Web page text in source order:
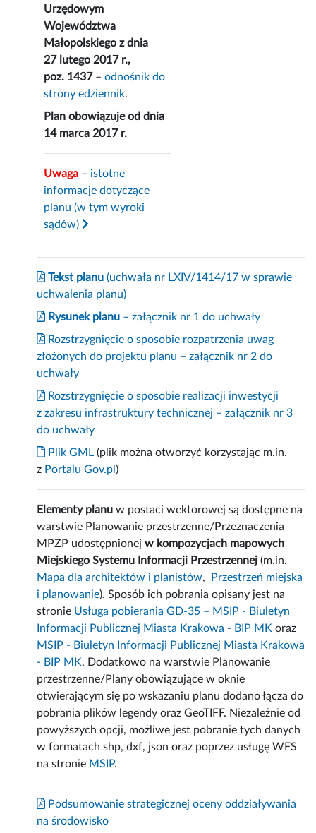
Urzędowym
Województwa
Małopolskiego z dnia
27 lutego 2017 r.,
poz. 1437–odnośnik do
strony edziennik.
Plan obowiązuje od dnia
14 marca 2017 r.
Uwaga – istotne
informacje dotyczące
planu (w tym wyroki
sądów)
Tekst planu (uchwała nr LXIV/1414/17 w sprawie
uchwalenia planu)
Rysunek planu – załącznik nr 1 do uchwały
Rozstrzygnięcie o sposobie rozpatrzenia uwag
złożonych do projektu planu – załącznik nr 2 do
uchwały
Rozstrzygnięcie o sposobie realizacji inwestycji
z zakresu infrastruktury technicznej – załącznik nr 3
do uchwały
Plik GML (plik można otworzyć korzystając m.in.
z Portalu Gov.pl )
Elementy planu w postaci wektorowej są dostępne na
warstwie Planowanie przestrzenne/Przeznaczenia
MPZP udostępnionejw kompozycjach mapowych
Miejskiego Systemu Informacji Przestrzennej (m.in.
Mapa dla architektów i planistów,
Przestrzeń miejska
i planowanie). Sposób ich pobrania opisany jest na
stronie Usługa pobierania GD-35 – MSIP - Biuletyn
Informacji Publicznej Miasta Krakowa - BIP MK oraz
MSIP - Biuletyn Informacji Publicznej Miasta Krakowa
- BIP MK. Dodatkowo na warstwie Planowanie
przestrzenne/Plany obowiązujące w oknie
otwierającym się po wskazaniu planu dodano łącza do
pobrania plików legendy oraz GeoTIFF. Niezależnie od
powyższych opcji, możliwe jest pobranie tych danych
w formatach shp, dxf, json oraz poprzez usługę WFS
na stronie MSIP.
Podsumowanie strategicznej oceny oddziaływania
na środowisko